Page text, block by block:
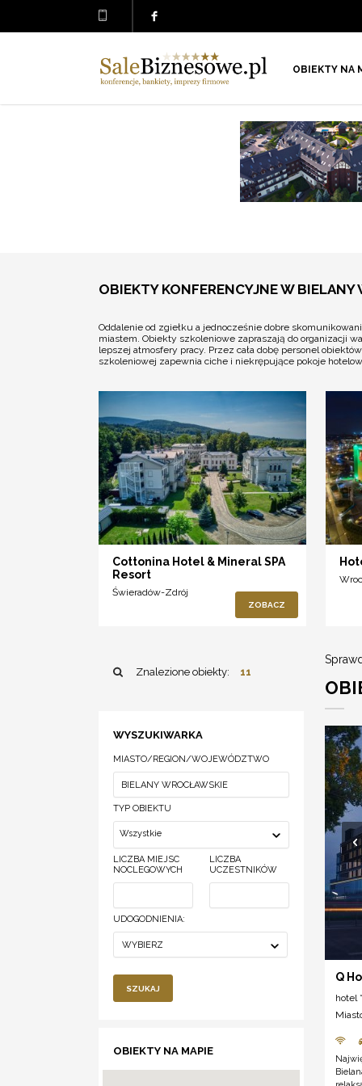
OBIEKTY NA
OBIEKTY KONFERENCYJNE W BIELANY
Oddalenie od zgiełku a jednocześnie dobre
miastem. Obiekty szkoleniowe zapraszają do organizacji
lepszej atmosfery pracy. Przez cała dobę personel
szkoleniowej zapewnia ciche i niekrępujące pokoje
Cottonina Hotel & Mineral SPA
Resort
Świeradów-Zdrój
ZOBACZ
Znalezione obiekty: 11
WYSZUKIWARKA
MIASTO/REGION/WOJEWÓDZTWO
TYP OBIEKTU
Wszystkie
LICZBA MIEJSC
NOCLEGOWYCH
LICZBA
UCZESTNIKÓW
UDOGODNIENIA:
WYBIERZ
SZUKAJ
OBIEKTY NA MAPIE
Q
hotel